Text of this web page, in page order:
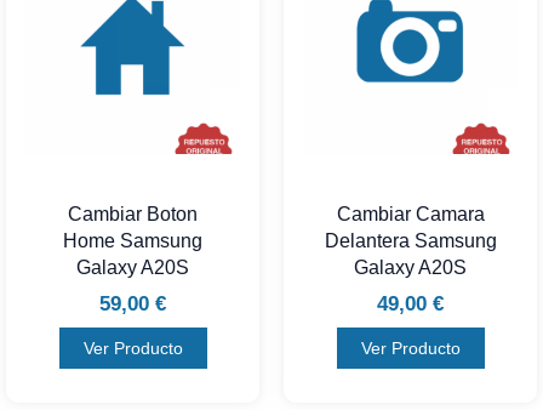
Cambiar Boton
Home Samsung
Galaxy A20S
59,00 €
Ver Producto
Cambiar Camara
Delantera Samsung
Galaxy A20S
49,00 €
Ver Producto